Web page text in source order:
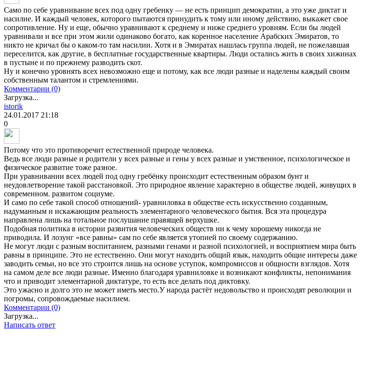
Само по себе уравнивание всех под одну гребенку — не есть принцип демократии, а это уже диктат и
насилие. И каждый человек, которого пытаются принудить к тому или иному действию, выкажет свое
сопротивление. Ну и еще, обычно уравнивают к среднему и ниже среднего уровням. Если бы людей
уравнивали и все при этом жили одинаково богато, как коренное население Арабских Эмиратов, то
никто не кричал бы о каком-то там насилии. Хотя и в Эмиратах нашлась группа людей, не пожелавшая
переселится, как другие, в бесплатные государственные квартиры. Люди остались жить в своих хижинах
в пустыне и по прежнему разводить скот.
Ну и конечно уровнять всех невозможно еще и потому, как все люди разные и наделены каждый своим
собственным талантом и стремлениями.
Комментарии (0)
Загрузка...
istorik
24.01.2017 21:18
0
Потому что это противоречит естественной природе человека.
Ведь все люди разные и родители у всех разные и гены у всех разные и умственное, психологическое и
физическое развитие тоже разное.
При уравнивании всех людей под одну гребёнку происходит естественным образом бунт и
неудовлетворение такой расстановкой. Это природное явление характерно в обществе людей, живущих в
современном. развитом социуме.
И само по себе такой способ отношений- уравниловка в обществе есть искусственно созданным,
надуманным и искажающим реальность элементарного человеческого бытия. Вся эта процедура
направлена лишь на тотальное послушание правящей верхушке.
Подобная политика в истории развития человеческих обществ ни к чему хорошему никогда не
приводила. И лозунг «все равны» сам по себе является утопией по своему содержанию.
Не могут люди с разным воспитанием, разными генами и разной психологией, и восприятием мира быть
равны в принципе. Это не естественно. Они могут находить общий язык, находить общие интересы даже
заводить семьи, но все это строится лишь на основе уступок, компромиссов и общности взглядов. Хотя
на самом деле все люди разные. Именно благодаря уравниловке и возникают конфликты, непонимания
что и приводит элементарной диктатуре, то есть все делать под диктовку.
Это ужасно и долго это не может иметь место.У народа растёт недовольство и происходят революции и
погромы, сопровождаемые насилием.
Комментарии (0)
Загрузка...
Написать ответ